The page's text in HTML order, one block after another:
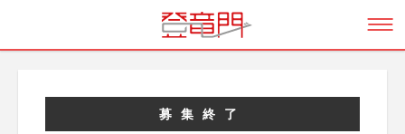
募集終了